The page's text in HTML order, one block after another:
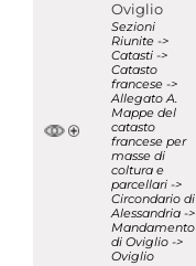
Oviglio
Sezioni
Riunite ->
Catasti ->
Catasto
francese ->
Allegato A.
Mappe del
catasto
francese per
masse di
coltura e
parcellari ->
Circondario di
Alessandria ->
Mandamento
di Oviglio ->
Oviglio